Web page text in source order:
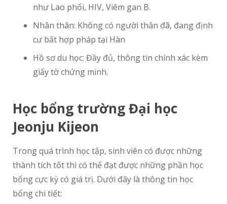
như Lao phổi, HIV, Viêm gan B.
Nhân thân: Không có người thân đã, đang định
cư bất hợp pháp tại Hàn
Hồ sơ du học: Đầy đủ, thông tin chính xác kèm
giấy tờ chứng minh.
Học bổng trường Đại học
Jeonju Kijeon
Trong quá trình học tập, sinh viên có được những
thành tích tốt thì có thể đạt được những phần học
bổng cực kỳ có giá trị. Dưới đây là thông tin học
bổng chi tiết: